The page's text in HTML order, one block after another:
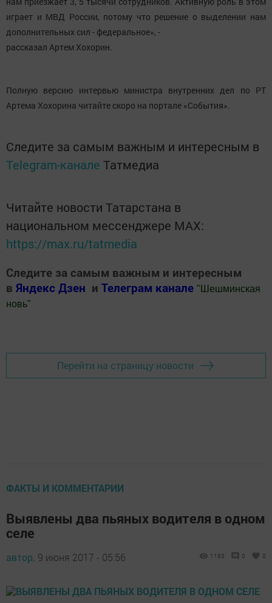
играет и МВД России, потому что решение о выделении нам
дополнительных сил - федеральное», -
рассказал Артем Хохорин.
Полную версию интервью министра внутренних дел по РТ
Артема Хохорина читайте скоро на портале «События».
Следите за самым важным и интересным в
Telegram-канале Татмедиа
Читайте новости Татарстана в
национальном мессенджере MАХ:
https://max.ru/tatmedia
Следите за самым важным и интересным
в Яндекс Дзен и Телеграм канале " Шешминская
новь"
Перейти на страницу новости
ФАКТЫ И КОММЕНТАРИИ
Выявлены два пьяных водителя в одном
селе
автор, 9 июня 2017 - 05:56 1183 0 0